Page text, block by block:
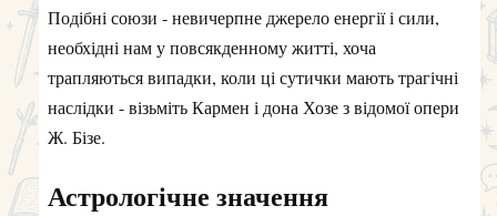
Подібні союзи - невичерпне джерело енергії і сили,
необхідні нам у повсякденному житті, хоча
трапляються випадки, коли ці сутички мають трагічні
наслідки - візьміть Кармен і дона Хозе з відомої опери
Ж. Бізе.
Астрологічне значення